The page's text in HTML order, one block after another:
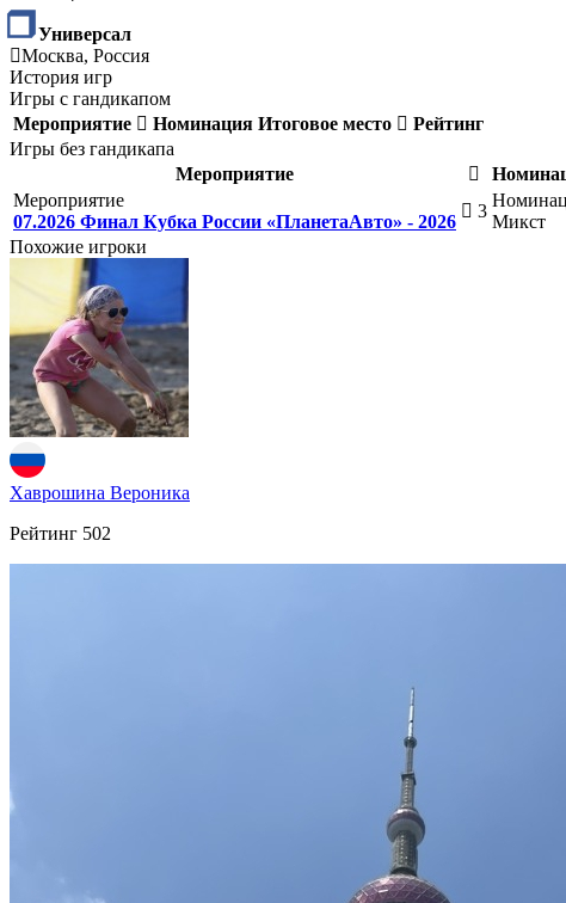
Универсал
Москва, Россия
История игр
Игры с гандикапом
Мероприятие
Номинация Итоговое место
Рейтинг
Игры без гандикапа
Мероприятие
Мероприятие
07.2026 Финал Кубка России «ПланетаАвто» - 2026
3
Микст
Похожие игроки
Хаврошина Вероника
Рейтинг 502